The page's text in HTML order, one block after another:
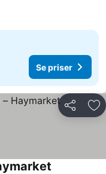
Se priser
Del